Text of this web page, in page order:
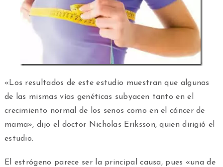
«Los resultados de este estudio muestran que algunas
de las mismas vías genéticas subyacen tanto en el
crecimiento normal de los senos como en el cáncer de
mama», dijo el doctor Nicholas Eriksson, quien dirigió el
estudio.
El estrógeno parece ser la principal causa, pues «una de